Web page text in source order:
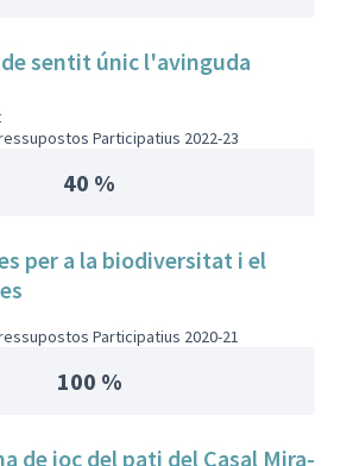
sentit únic l'avinguda
Participatius 2022-23
40 %
per a la biodiversitat i el
Participatius 2020-21
100 %
de joc del pati del Casal Mira-